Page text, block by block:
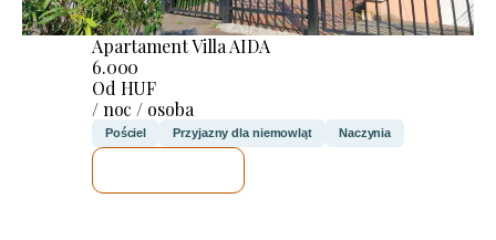
Apartament Villa AIDA
6.000
Od HUF
/ noc / osoba
Pościel Przyjazny dla niemowląt Naczynia